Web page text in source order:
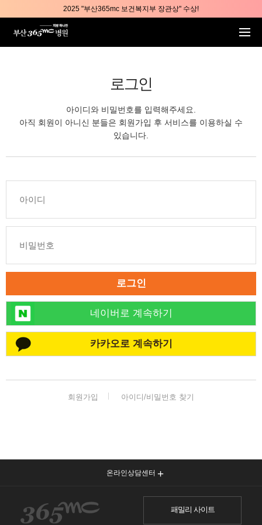
2025 "부산365mc 보건복지부 장관상" 수상!
부산365mc병원, 8/15(토) 광복절 정상진료
로그인
아이디와 비밀번호를 입력해주세요.
아직 회원이 아니신 분들은 회원가입 후 서비스를 이용하실 수
있습니다.
로그인
네이버로 계속하기
카카오로 계속하기
회원가입 아이디/비밀번호 찾기
온라인상담센터
패밀리 사이트